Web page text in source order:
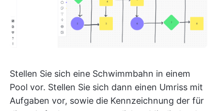
Stellen Sie sich eine Schwimmbahn in einem
Pool vor. Stellen Sie sich dann einen Umriss mit
Aufgaben vor, sowie die Kennzeichnung der für